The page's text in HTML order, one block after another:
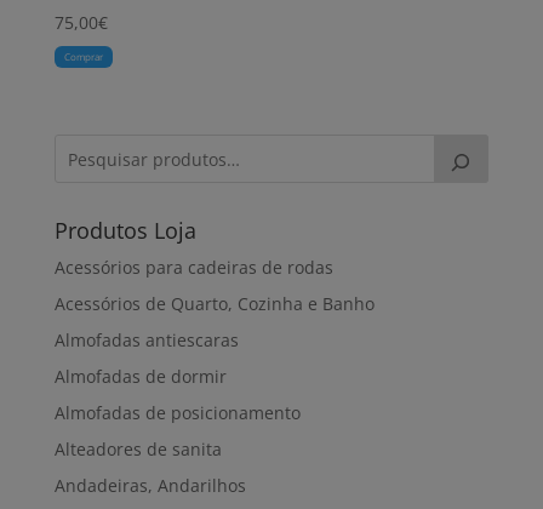
75,00€
Comprar
Produtos Loja
Acessórios para cadeiras de rodas
Acessórios de Quarto, Cozinha e Banho
Almofadas antiescaras
Almofadas de dormir
Almofadas de posicionamento
Alteadores de sanita
Andadeiras, Andarilhos